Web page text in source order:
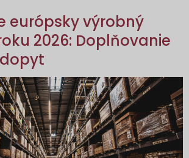
európsky výrobný
2026: Doplňovanie